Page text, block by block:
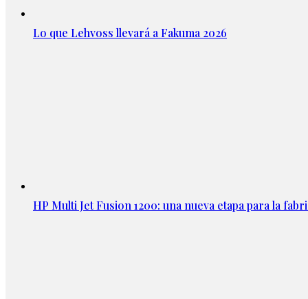
Lo que Lehvoss llevará a Fakuma 2026
HP Multi Jet Fusion 1200: una nueva etapa para la